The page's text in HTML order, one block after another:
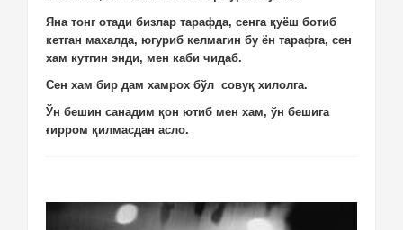
Яна тонг отади бизлар тарафда, сенга қуёш ботиб
кетган махалда, югуриб келмагин бу ён тарафга, сен
хам кутгин энди, мен каби чидаб.
Сен хам бир дам хамрох бўл совуқ хилолга.
Ўн бешин санадим қон ютиб мен хам, ўн бешига
ғирром қилмасдан асло.